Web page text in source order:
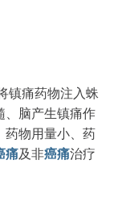
镇痛药物注入蛛
、脑产生镇痛作
药物用量小、药
痛及非癌痛治疗